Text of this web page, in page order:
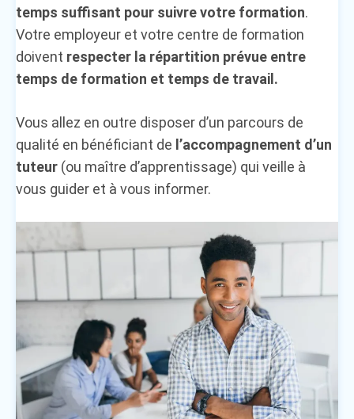
temps suffisant pour suivre votre formation.
Votre employeur et votre centre de formation
doivent respecter la répartition prévue entre
temps de formation et temps de travail.
Vous allez en outre disposer d’un parcours de
qualité en bénéficiant de l’accompagnement d’un
tuteur (ou maître d’apprentissage) qui veille à
vous guider et à vous informer.